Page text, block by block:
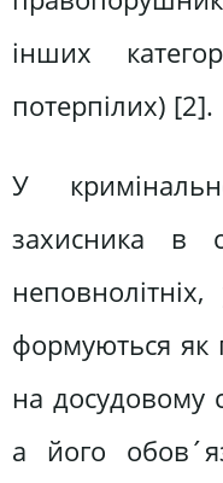
інших
потерпілих) [2].
У
захисника в
формуються як
на досудовому
а його